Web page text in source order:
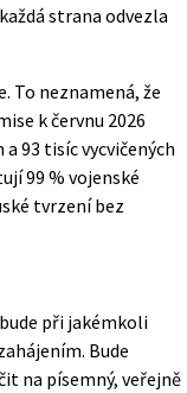
strana odvezla
To neznamená, že
k červnu 2026
93 tisíc vycvičených
99 % vojenské
tvrzení bez
při jakémkoli
Bude
na písemný, veřejně